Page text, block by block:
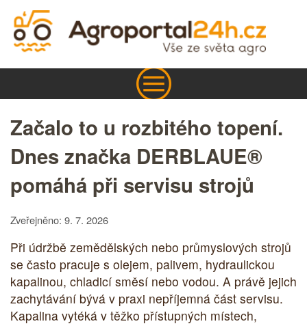
Začalo to u rozbitého topení.
Dnes značka DERBLAUE®
pomáhá při servisu strojů
Zveřejněno: 9. 7. 2026
Při údržbě zemědělských nebo průmyslových strojů
se často pracuje s olejem, palivem, hydraulickou
kapalinou, chladicí směsí nebo vodou. A právě jejich
zachytávání bývá v praxi nepříjemná část servisu.
Kapalina vytéká v těžko přístupných místech,